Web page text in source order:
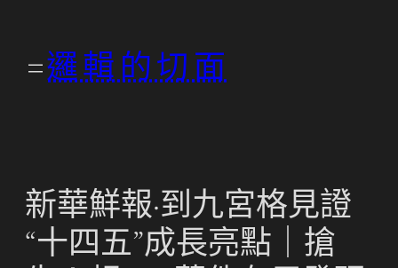
邏輯的切面
新華鮮報·到九宮格見證
“十四五”成長亮點｜搶